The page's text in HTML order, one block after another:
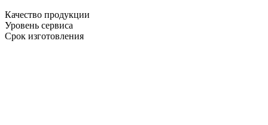
Качество продукции
Уровень сервиса
Срок изготовления